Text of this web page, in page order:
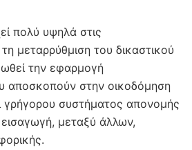
πολύ υψηλά στις
μεταρρύθμιση του δικαστικού
την εφαρμογή
αποσκοπούν στην οικοδόμηση
γρήγορου συστήματος απονομής
μεταξύ άλλων,